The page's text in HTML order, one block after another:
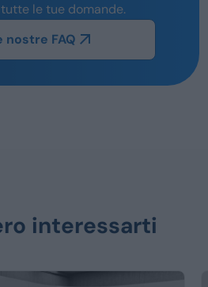
le tue domande.
nostre FAQ
interessarti